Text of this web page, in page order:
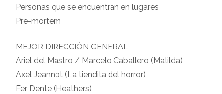
Personas que se encuentran en lugares
Pre-mortem
MEJOR DIRECCIÓN GENERAL
Ariel del Mastro / Marcelo Caballero (Matilda)
Axel Jeannot (La tiendita del horror)
Fer Dente (Heathers)